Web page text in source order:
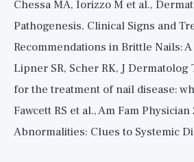
Chessa MA, Iorizzo M et al.,
Pathogenesis, Clinical Signs and
Recommendations in Brittle Nails: A
Lipner SR, Scher RK, J Dermatolog
for the treatment of nail disease:
Fawcett RS et al., Am Fam
Abnormalities: Clues to Systemic